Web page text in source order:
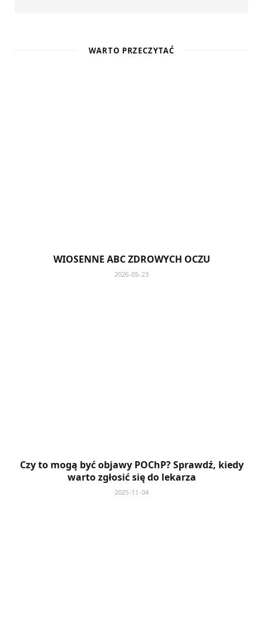
WARTO PRZECZYTAĆ
WIOSENNE ABC ZDROWYCH OCZU
2026-05-23
Czy to mogą być objawy POChP? Sprawdź, kiedy
warto zgłosić się do lekarza
2025-11-04